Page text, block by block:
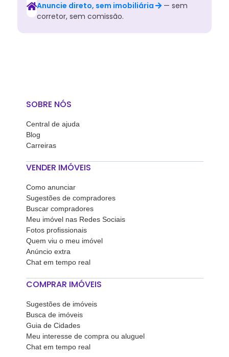
Anuncie direto, sem imobiliária
— sem
corretor, sem comissão.
SOBRE NÓS
Central de ajuda
Blog
Carreiras
VENDER IMÓVEIS
Como anunciar
Sugestões de compradores
Buscar compradores
Meu imóvel nas Redes Sociais
Fotos profissionais
Quem viu o meu imóvel
Anúncio extra
Chat em tempo real
COMPRAR IMÓVEIS
Sugestões de imóveis
Busca de imóveis
Guia de Cidades
Meu interesse de compra ou aluguel
Chat em tempo real